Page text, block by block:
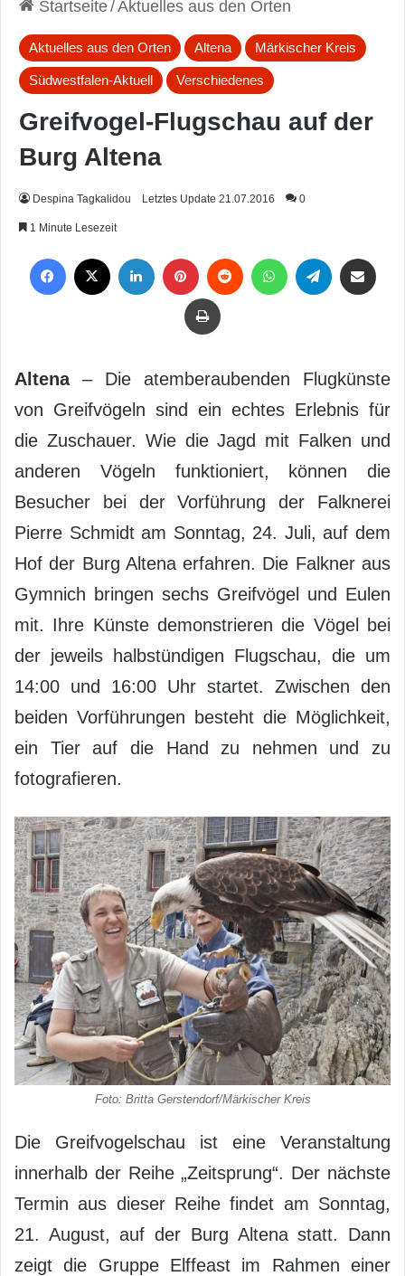
Startseite/Aktuelles aus den Orten
Aktuelles aus den Orten Altena Märkischer Kreis
Südwestfalen-Aktuell Verschiedenes
Greifvogel-Flugschau auf der
Burg Altena
Despina Tagkalidou Letztes Update 21.07.2016 0
1 Minute Lesezeit
Drucken
Altena– Die atemberaubenden Flugkünste
von Greifvögeln sind ein echtes Erlebnis für
die Zuschauer. Wie die Jagd mit Falken und
anderen Vögeln funktioniert, können die
Besucher bei der Vorführung der Falknerei
Pierre Schmidt am Sonntag, 24. Juli, auf dem
Hof der Burg Altena erfahren. Die Falkner aus
Gymnich bringen sechs Greifvögel und Eulen
mit. Ihre Künste demonstrieren die Vögel bei
der jeweils halbstündigen Flugschau, die um
14:00 und 16:00 Uhr startet. Zwischen den
beiden Vorführungen besteht die Möglichkeit,
ein Tier auf die Hand zu nehmen und zu
fotografieren.
Foto: Britta Gerstendorf/Märkischer Kreis
Die Greifvogelschau ist eine Veranstaltung
innerhalb der Reihe „Zeitsprung“. Der nächste
Termin aus dieser Reihe findet am Sonntag,
21. August, auf der Burg Altena statt. Dann
zeigt die Gruppe Elffeast im Rahmen einer